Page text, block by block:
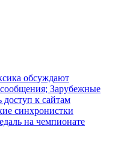
обсуждают
Зарубежные
доступ к сайтам
синхронистки
на чемпионате